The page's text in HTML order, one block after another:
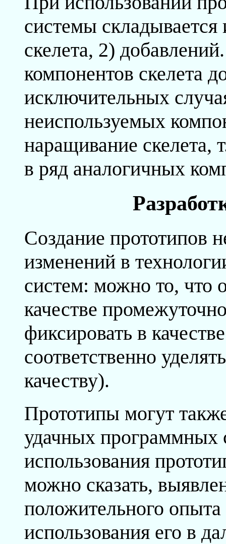
системы
скелета, 2)
компонентов скелета
исключительных
неиспользуемых
наращивание скелета,
в ряд аналогичных
Создание прототипов
изменений в
систем: можно то, что
качестве
фиксировать в
соответственно
качеству).
Прототипы могут
удачных программных
использования
можно сказать,
положительного
использования его в